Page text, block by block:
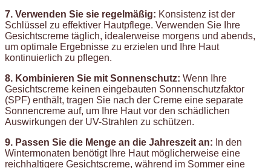
7. Verwenden Sie sie regelmäßig: Konsistenz ist der
Schlüssel zu effektiver Hautpflege. Verwenden Sie Ihre
Gesichtscreme täglich, idealerweise morgens und abends,
um optimale Ergebnisse zu erzielen und Ihre Haut
kontinuierlich zu pflegen.
8. Kombinieren Sie mit Sonnenschutz: Wenn Ihre
Gesichtscreme keinen eingebauten Sonnenschutzfaktor
(SPF) enthält, tragen Sie nach der Creme eine separate
Sonnencreme auf, um Ihre Haut vor den schädlichen
Auswirkungen der UV-Strahlen zu schützen.
9. Passen Sie die Menge an die Jahreszeit an: In den
Wintermonaten benötigt Ihre Haut möglicherweise eine
reichhaltigere Gesichtscreme, während im Sommer eine